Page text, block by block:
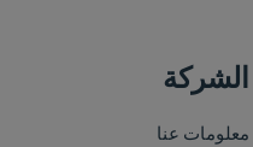
الشركة
معلومات عنا